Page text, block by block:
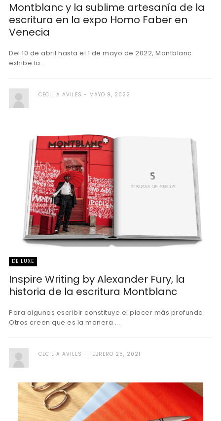
Montblanc y la sublime artesanía de la
escritura en la expo Homo Faber en
Venecia
Del 10 de abril hasta el 1 de mayo de 2022, Montblanc
exhibe la ...
CECILIA AVILES MAYO 9, 2022
DE LUXE
Inspire Writing by Alexander Fury, la
historia de la escritura Montblanc
Para algunos escribir constituye el placer más profundo.
Otros creen que es la manera ...
CECILIA AVILES FEBRERO 25, 2021